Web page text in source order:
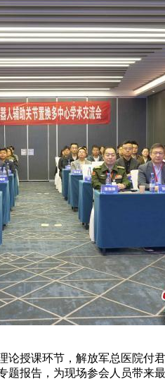
课环节，解放军总医院付
报告，为现场参会人员带来